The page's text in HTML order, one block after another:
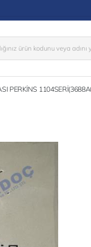
PERKİNS